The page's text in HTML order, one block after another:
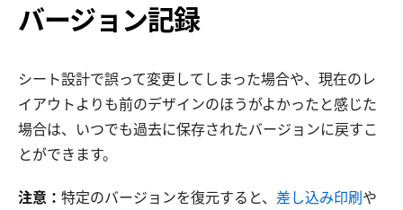
バージョン記録
シート設計で誤って変更してしまった場合や、現在のレ
イアウトよりも前のデザインのほうがよかったと感じた
場合は、いつでも過去に保存されたバージョンに戻すこ
とができます。
注意： 特定のバージョンを復元すると、 差し込み印刷や